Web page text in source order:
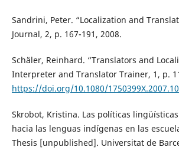
Sandrini, Peter. “Localization and
Journal, 2, p. 167-191, 2008.
Schäler, Reinhard. “Translators and
Interpreter and Translator Trainer, 1, p.
https://doi.org/10.1080/
Skrobot, Kristina. Las políticas
hacia las lenguas indígenas en las
Thesis [unpublished]. Universitat de